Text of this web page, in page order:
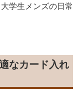
学生メンズの日常
なカード入れ